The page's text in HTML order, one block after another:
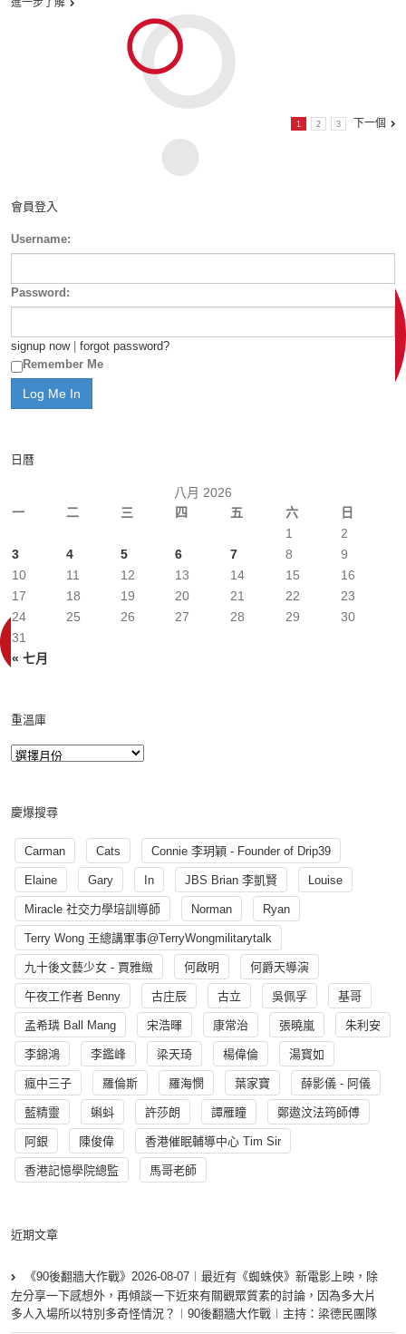
進一步了解
1 2 3 下一個
會員登入
Username:
Password:
signup now| forgot password?
Remember Me
日曆
八月 2026
一
二 三 四 五 六 日
« 七月
1
2
3
4 5 6 7 8
9
10
11 12 13 14 15
16
17
18 19 20 21 22
23
24
25 26 27 28 29
30
31
重溫庫
慶爆搜尋
Carman Cats Connie 李玥穎 - Founder of Drip39
Elaine Gary In JBS Brian 李凱賢 Louise
Miracle 社交力學培訓導師 Norman Ryan
Terry Wong 王總講軍事@TerryWongmilitarytalk
九十後文藝少女 - 賈雅緻 何啟明 何爵天導演
午夜工作者 Benny 古庄辰 古立 吳佩孚 基哥
孟希璘 Ball Mang 宋浩暉 康常治 張曉嵐 朱利安
李錦鴻 李鑑峰 梁天琦 楊偉倫 湯寳如
瘋中三子 羅倫斯 羅海憫 葉家寶 薛影儀 - 阿儀
藍精靈 蝌蚪 許莎朗 譚雁瞳 鄭遨汶法筠師傅
阿銀 陳俊偉 香港催眠輔導中心 Tim Sir
香港記憶學院總監 馬哥老師
近期文章
《90後翻牆大作戰》2026-08-07︱最近有《蜘蛛俠》新電影上映，除
左分享一下感想外，再傾談一下近來有關觀眾質素的討論，因為多大片
多人入場所以特別多奇怪情況？︱90後翻牆大作戰︱主持：梁德民團隊